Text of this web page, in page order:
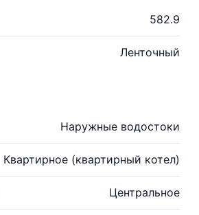
582.9
Ленточный
Наружные водостоки
Квартирное (квартирный котел)
Центральное